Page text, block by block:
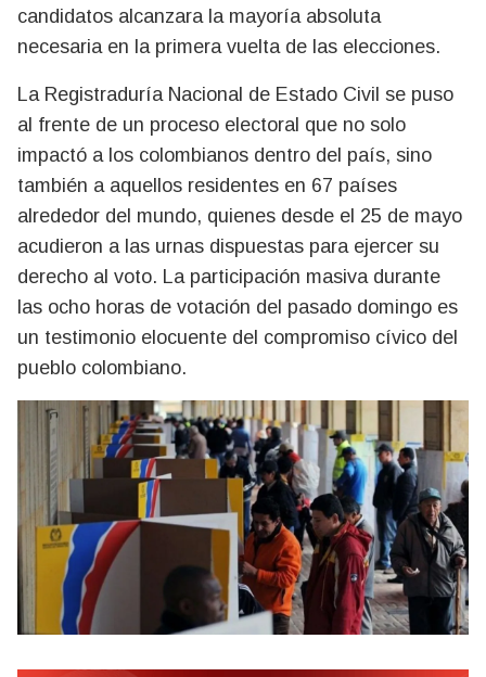
candidatos alcanzara la mayoría absoluta
necesaria en la primera vuelta de las elecciones.
La Registraduría Nacional de Estado Civil se puso
al frente de un proceso electoral que no solo
impactó a los colombianos dentro del país, sino
también a aquellos residentes en 67 países
alrededor del mundo, quienes desde el 25 de mayo
acudieron a las urnas dispuestas para ejercer su
derecho al voto. La participación masiva durante
las ocho horas de votación del pasado domingo es
un testimonio elocuente del compromiso cívico del
pueblo colombiano.